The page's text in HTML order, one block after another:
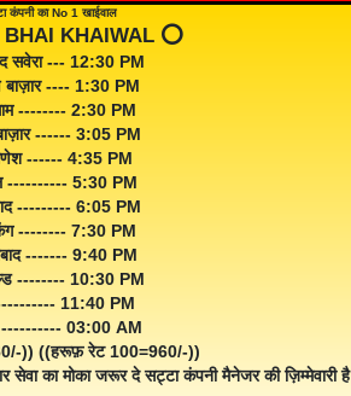
कंपनी का No 1 खाईवाल
BHAI KHAIWAL ⭕️
सवेरा --- 12:30 PM
बाज़ार ---- 1:30 PM
-------- 2:30 PM
------ 3:05 PM
------ 4:35 PM
---------- 5:30 PM
--------- 6:05 PM
-------- 7:30 PM
------- 9:40 PM
-------- 10:30 PM
11:40 PM
---------- 03:00 AM
)) ((हरूफ़ रेट 100=960/-))
का मोका जरूर दे सट्टा कंपनी मैनेजर की ज़िम्मेवारी है